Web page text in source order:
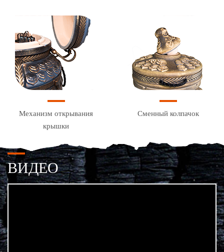
Механизм открывания
крышки
Сменный колпачок
ВИДЕО